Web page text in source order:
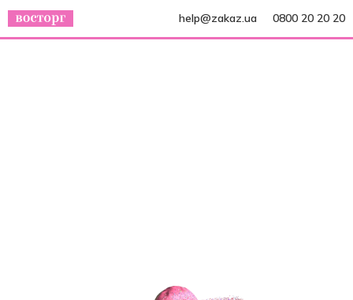
help@zakaz.ua 0800 20 20 20